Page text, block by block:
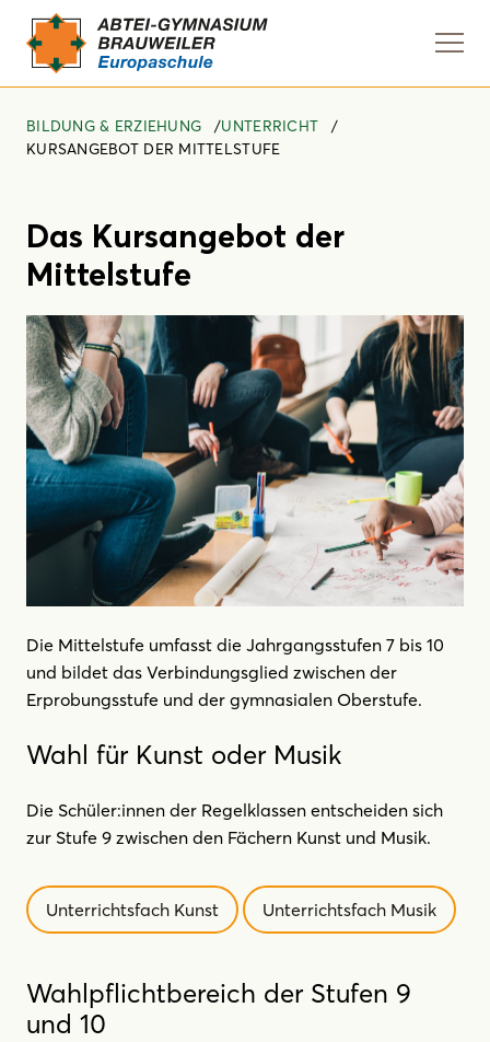
BILDUNG & ERZIEHUNG
UNTERRICHT
KURSANGEBOT DER MITTELSTUFE
Das Kursangebot der
Mittelstufe
Die Mittelstufe umfasst die Jahrgangsstufen 7 bis 10
und bildet das Verbindungsglied zwischen der
Erprobungsstufe und der gymnasialen Oberstufe.
Wahl für Kunst oder Musik
Die Schüler:innen der Regelklassen entscheiden sich
zur Stufe 9 zwischen den Fächern Kunst und Musik.
Unterrichtsfach Kunst Unterrichtsfach Musik
Wahlpflichtbereich der Stufen 9
und 10